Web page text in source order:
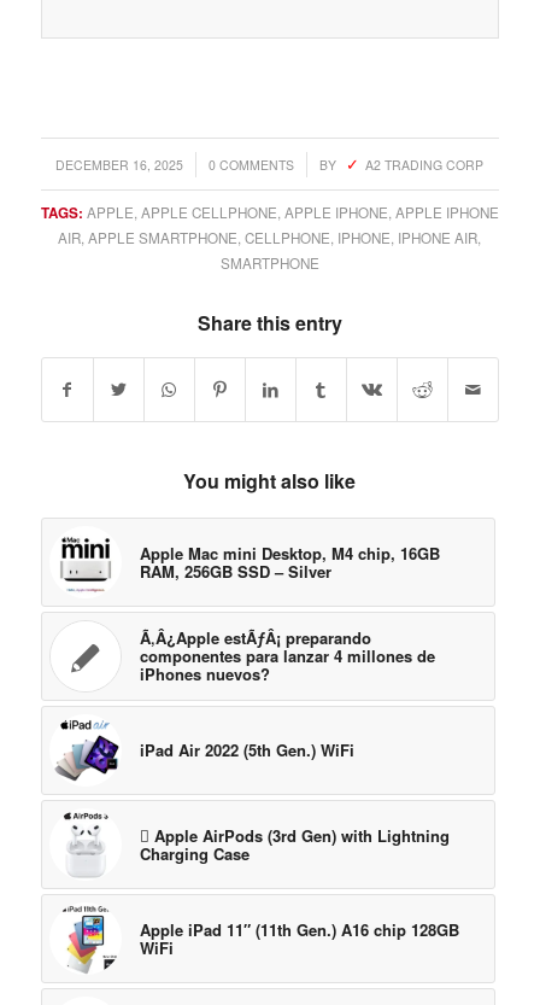
DECEMBER 16, 2025
/ 0 COMMENTS
/ BY A2 TRADING CORP
TAGS: APPLE APPLE CELLPHONE APPLE IPHONE APPLE IPHONE
AIR ,APPLE SMARTPHONE ,CELLPHONE IPHONE IPHONE AIR
SMARTPHONE
Share this entry
You might also like
Apple Mac mini Desktop, M4 chip, 16GB
RAM, 256GB SSD – Silver
Ã‚Â¿Apple estÃƒÂ¡ preparando
componentes para lanzar 4 millones de
iPhones nuevos?
iPad Air 2022 (5th Gen.) WiFi
 Apple AirPods (3rd Gen) with Lightning
Charging Case
Apple iPad 11″ (11th Gen.) A16 chip 128GB
WiFi